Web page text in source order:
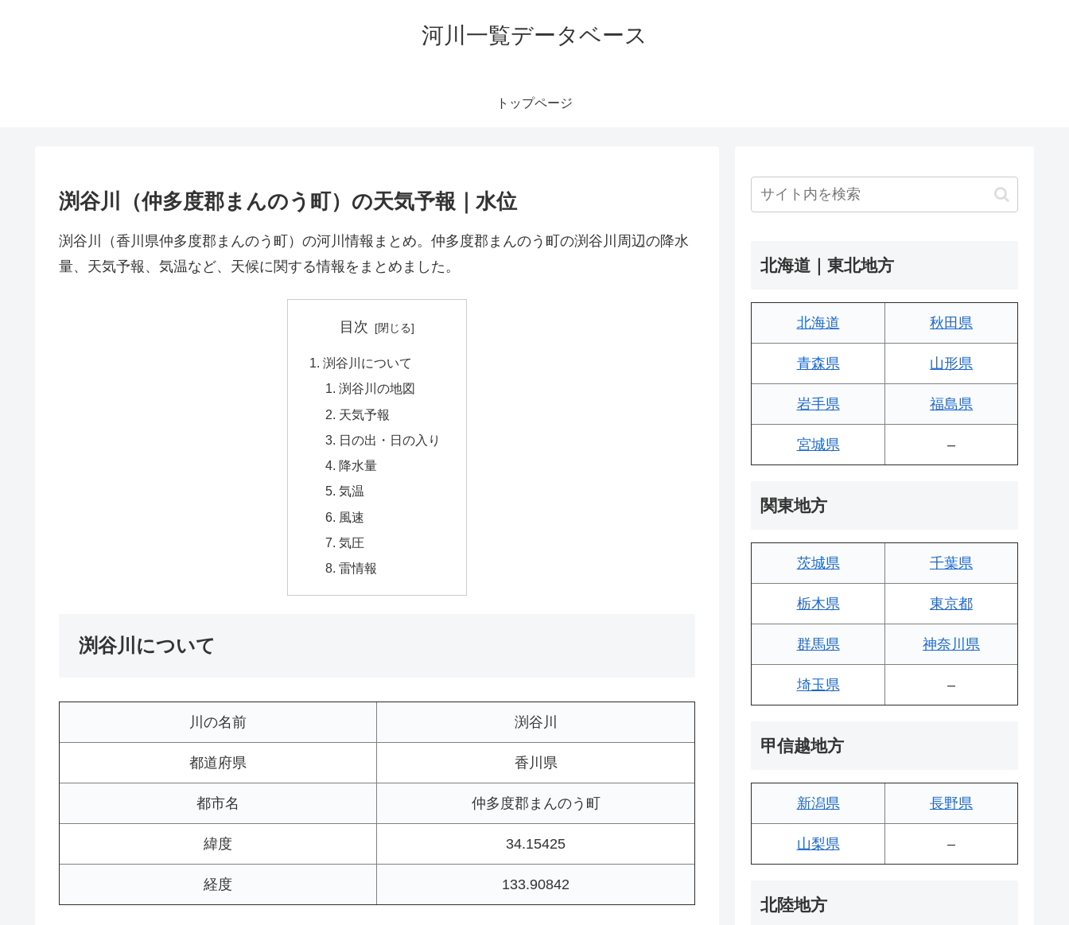
河川一覧データベース
トップページ
渕谷川（仲多度郡まんのう町）の天気予報｜水位
渕谷川（香川県仲多度郡まんのう町）の河川情報まとめ。仲多度郡まんのう町の渕谷川周辺の降水
量、天気予報、気温など、天候に関する情報をまとめました。
目次
渕谷川について
渕谷川の地図
天気予報
日の出・日の入り
降水量
気温
風速
気圧
雷情報
渕谷川について
川の名前 渕谷川
都道府県 香川県
都市名 仲多度郡まんのう町
緯度 34.15425
経度 133.90842
北海道｜東北地方
北海道 秋田県
青森県 山形県
岩手県 福島県
宮城県 –
関東地方
茨城県 千葉県
栃木県 東京都
群馬県 神奈川県
埼玉県 –
甲信越地方
新潟県 長野県
山梨県 –
北陸地方